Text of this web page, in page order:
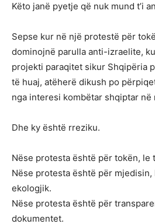
Këto janë pyetje që nuk mund t’i
Sepse kur në një protestë për
dominojnë parulla anti-izraelite,
projekti paraqitet sikur Shqipëria
të huaj, atëherë dikush po
nga interesi kombëtar shqiptar
Dhe ky është rreziku.
Nëse protesta është për tokën, le
Nëse protesta është për
ekologjik.
Nëse protesta është për
dokumentet.